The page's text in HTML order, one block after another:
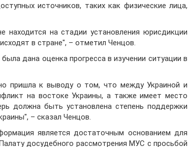
источников, таких как физические лица,
находится на стадии установления юрисдикции
в стране", – отметил Ченцов.
дана оценка прогресса в изучении ситуации в
пришла к выводу о том, что между Украиной и
на востоке Украины, а также имеет место
должна быть установлена степень поддержки
– сказал Ченцов.
является достаточным основанием для
досудебного рассмотрения МУС с просьбой